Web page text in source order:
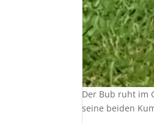
Der Bub ruht im
seine beiden